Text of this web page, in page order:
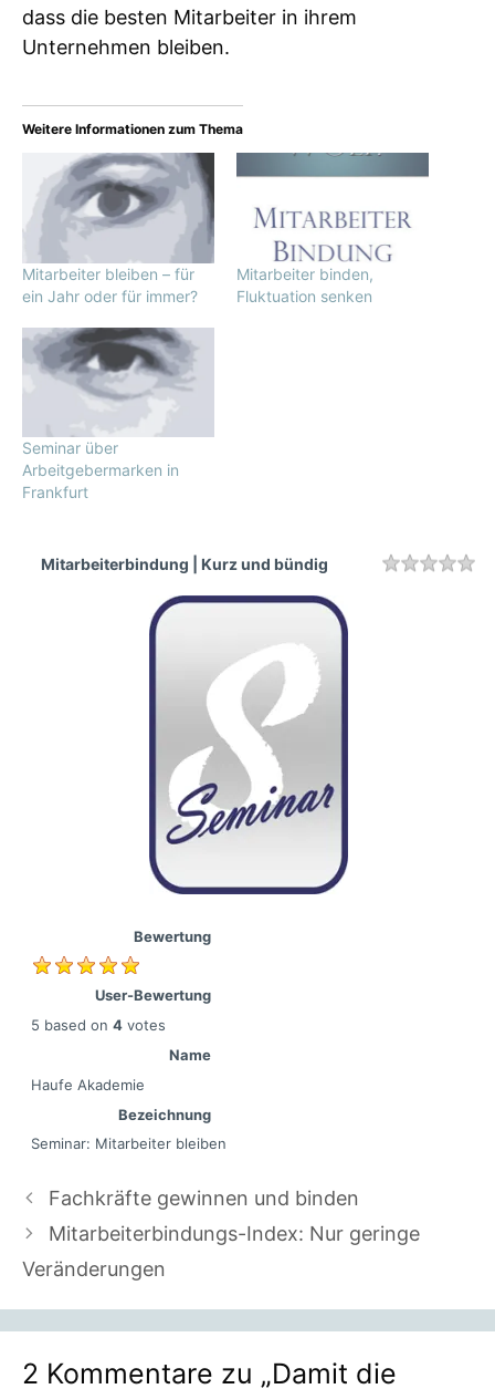
dass die besten Mitarbeiter in ihrem
Unternehmen bleiben.
Weitere Informationen zum Thema
Mitarbeiter bleiben – für
ein Jahr oder für immer?
Mitarbeiter binden,
Fluktuation senken
Seminar über
Arbeitgebermarken in
Frankfurt
Mitarbeiterbindung | Kurz und bündig Rating
Bewertung
User-Bewertung
5 based on 4votes
Name
Haufe Akademie
Bezeichnung
Seminar: Mitarbeiter bleiben
Fachkräfte gewinnen und binden
Mitarbeiterbindungs-Index: Nur geringe
Veränderungen
2 Kommentare zu „Damit die